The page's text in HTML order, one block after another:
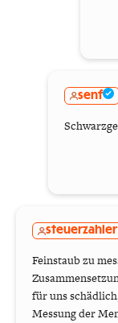
senf
steuerzahler
Feinstaub zu
für uns
Messung der